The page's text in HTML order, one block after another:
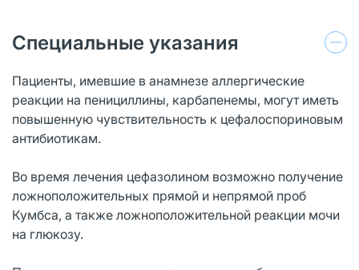
Специальные указания
Пациенты, имевшие в анамнезе аллергические
реакции на пенициллины, карбапенемы, могут иметь
повышенную чувствительность к цефалоспориновым
антибиотикам.
Во время лечения цефазолином возможно получение
ложноположительных прямой и непрямой проб
Кумбса, а также ложноположительной реакции мочи
на глюкозу.